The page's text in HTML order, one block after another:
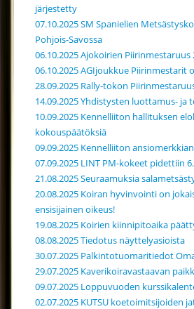
järjestetty
07.10.2025 SM Spanielien
Pohjois-Savossa
06.10.2025 Ajokoirien
06.10.2025 AGIjoukkue Piirinmestarit
28.09.2025 Rally-tokon
14.09.2025 Yhdistysten luottamus- ja
10.09.2025 Kennelliiton hallituksen
kokouspäätöksiä
09.09.2025 Kennelliiton
07.09.2025 LINT PM-kokeet pidettiin
21.08.2025 Seuraamuksia
20.08.2025 Koiran hyvinvointi on
ensisijainen oikeus!
19.08.2025 Koirien kiinnipitoaika
08.08.2025 Tiedotus näyttelyasioista
30.07.2025 Palkintotuomaritiedot
29.07.2025 Kaverikoiravastaavan
09.07.2025 Loppuvuoden
02.07.2025 KUTSU koetoimitsijoiden